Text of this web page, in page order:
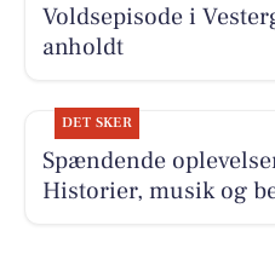
Voldsepisode i
anholdt
DET SKER
Spændende
Historier, musik og